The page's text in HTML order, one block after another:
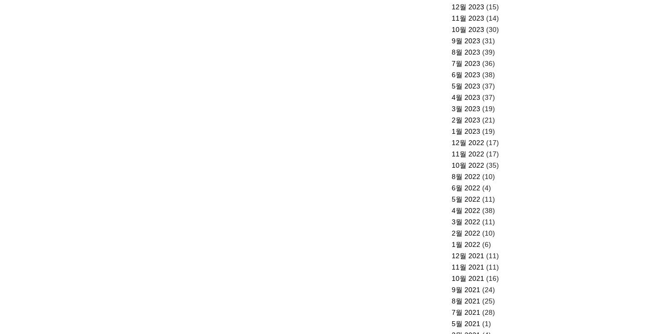
12월 2023 (15)
11월 2023 (14)
10월 2023 (30)
9월 2023 (31)
8월 2023 (39)
7월 2023 (36)
6월 2023 (38)
5월 2023 (37)
4월 2023 (37)
3월 2023 (19)
2월 2023 (21)
1월 2023 (19)
12월 2022 (17)
11월 2022 (17)
10월 2022 (35)
8월 2022 (10)
6월 2022 (4)
5월 2022 (11)
4월 2022 (38)
3월 2022 (11)
2월 2022 (10)
1월 2022 (6)
12월 2021 (11)
11월 2021 (11)
10월 2021 (16)
9월 2021 (24)
8월 2021 (25)
7월 2021 (28)
5월 2021 (1)